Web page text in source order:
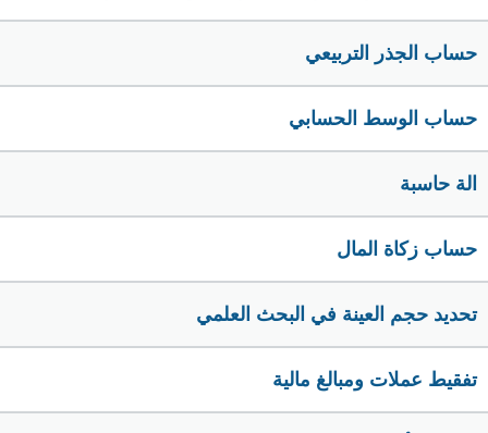
حساب الجذر التربيعي
حساب الوسط الحسابي
الة حاسبة
حساب زكاة المال
تحديد حجم العينة في البحث العلمي
تفقيط عملات ومبالغ مالية